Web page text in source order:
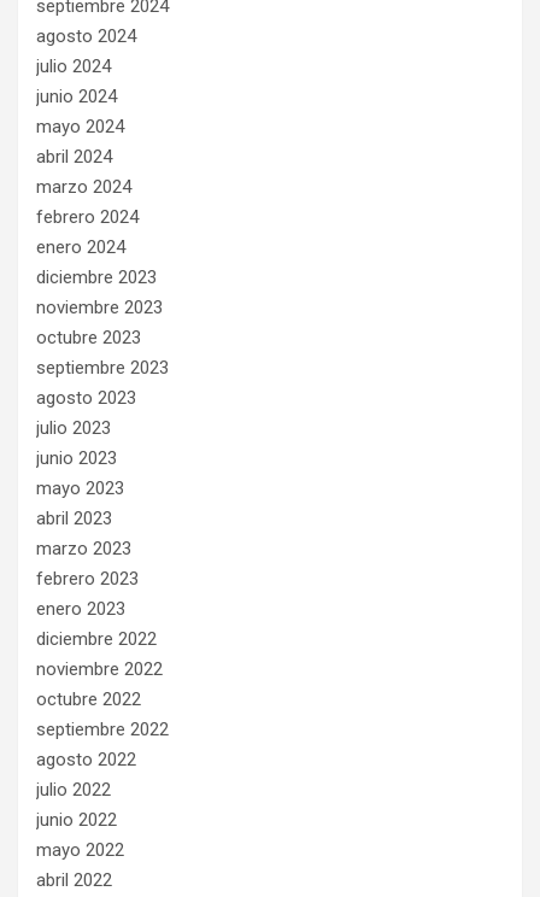
septiembre 2024
agosto 2024
julio 2024
junio 2024
mayo 2024
abril 2024
marzo 2024
febrero 2024
enero 2024
diciembre 2023
noviembre 2023
octubre 2023
septiembre 2023
agosto 2023
julio 2023
junio 2023
mayo 2023
abril 2023
marzo 2023
febrero 2023
enero 2023
diciembre 2022
noviembre 2022
octubre 2022
septiembre 2022
agosto 2022
julio 2022
junio 2022
mayo 2022
abril 2022